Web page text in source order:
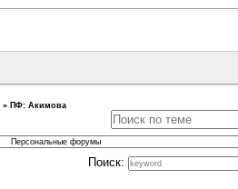
» ПФ: Акимова
Поиск: